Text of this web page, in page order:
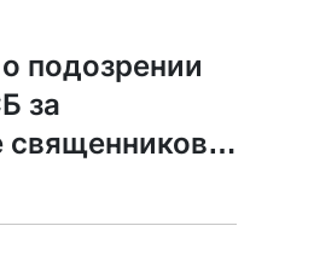
подозрении
за
священников